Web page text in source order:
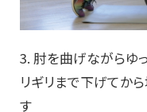
3. 肘を曲げながらゆ
リギリまで下げてか
す